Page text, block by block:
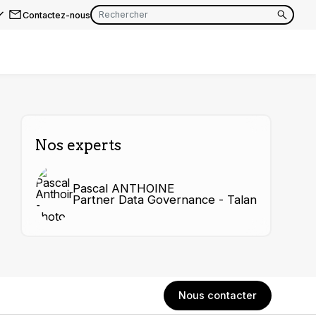
Contactez-nous
Nos experts
Pascal ANTHOINE
Partner Data Governance - Talan
Nous contacter